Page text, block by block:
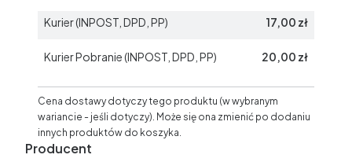
Kurier (INPOST, DPD, PP) 17,00 zł
Kurier Pobranie (INPOST, DPD, PP) 20,00 zł
Cena dostawy dotyczy tego produktu (w wybranym
wariancie - jeśli dotyczy). Może się ona zmienić po dodaniu
innych produktów do koszyka.
Producent